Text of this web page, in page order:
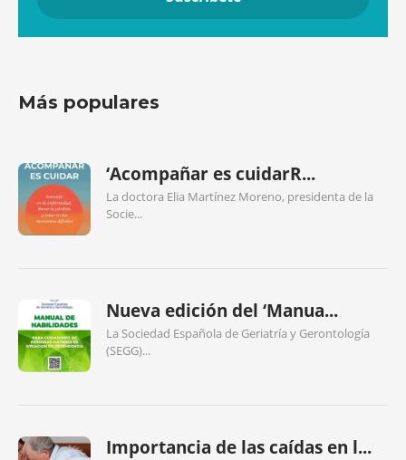
Más populares
‘Acompañar es cuidarR...
La doctora Elia Martínez Moreno, presidenta de la
Socie...
Nueva edición del ‘Manua...
La Sociedad Española de Geriatría y Gerontología
(SEGG)...
Importancia de las caídas en l...